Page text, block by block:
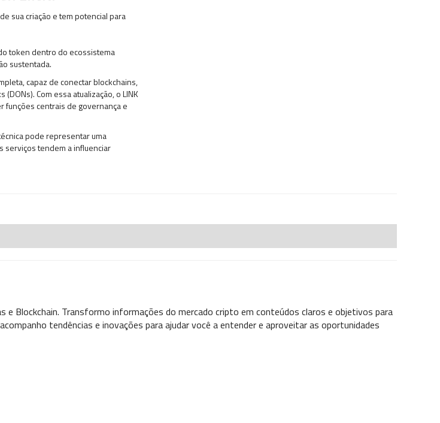
sua criação e tem potencial para
token dentro do ecossistema
sustentada.
capaz de conectar blockchains,
Com essa atualização, o LINK
funções centrais de governança e
pode representar uma
serviços tendem a influenciar
e Blockchain. Transformo informações do mercado cripto em conteúdos claros e objetivos para
tendências e inovações para ajudar você a entender e aproveitar as oportunidades